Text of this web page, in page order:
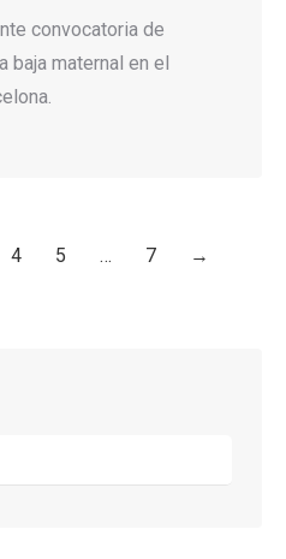
convocatoria de
baja maternal en el
4 5 … 7 →